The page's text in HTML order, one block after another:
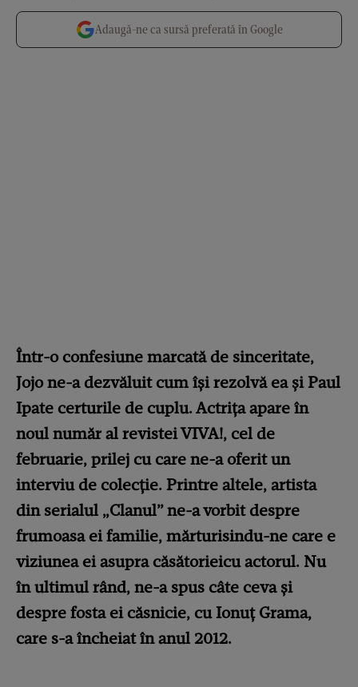
Adaugă-ne ca sursă preferată în Google
Într-o confesiune marcată de sinceritate,
Jojo ne-a dezvăluit cum își rezolvă ea și Paul
Ipate certurile de cuplu. Actrița apare în
noul număr al revistei VIVA!, cel de
februarie, prilej cu care ne-a oferit un
interviu de colecție. Printre altele, artista
din serialul „Clanul” ne-a vorbit despre
frumoasa ei familie, mărturisindu-ne care e
viziunea ei asupra căsătorieicu actorul. Nu
în ultimul rând, ne-a spus câte ceva și
despre fosta ei căsnicie, cu Ionuț Grama,
care s-a încheiat în anul 2012.